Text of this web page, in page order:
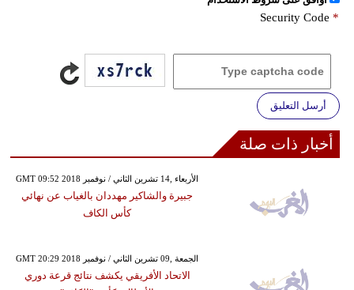
Security Code *
أرسل التعليق
أخبار ذات صلة
GMT 09:52 2018 الأربعاء ,14 تشرين الثاني / نوفمبر
جبيرة والشاكير مهددان بالغياب عن نهائي
كأس الكاف
GMT 20:29 2018 الجمعة ,09 تشرين الثاني / نوفمبر
الاتحاد الأفريقي يكشف نتائج قرعة دوري